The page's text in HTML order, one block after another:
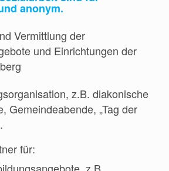
anonym.
Vermittlung der
und Einrichtungen der
z.B. diakonische
Gemeindeabende, „Tag der
für: